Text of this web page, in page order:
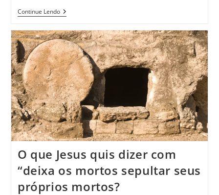
Continue Lendo
O que Jesus quis dizer com
“deixa os mortos sepultar seus
próprios mortos?